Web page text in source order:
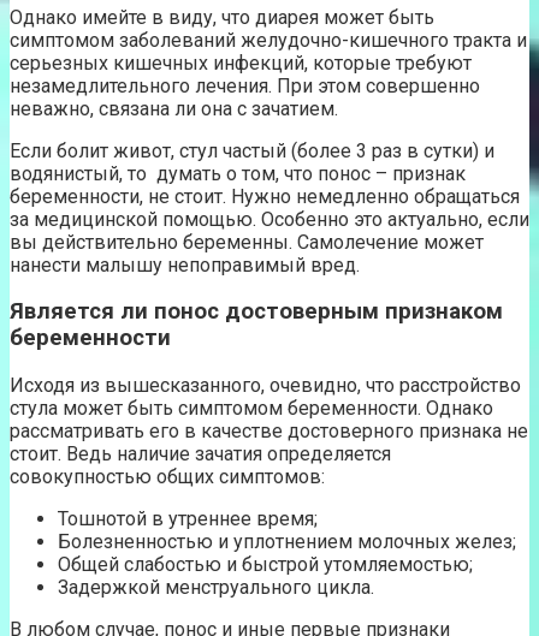
Однако имейте в виду, что диарея может быть
симптомом заболеваний желудочно-кишечного тракта и
серьезных кишечных инфекций, которые требуют
незамедлительного лечения. При этом совершенно
неважно, связана ли она с зачатием.
Если болит живот, стул частый (более 3 раз в сутки) и
водянистый, то думать о том, что понос – признак
беременности, не стоит. Нужно немедленно обращаться
за медицинской помощью. Особенно это актуально, если
вы действительно беременны. Самолечение может
нанести малышу непоправимый вред.
Является ли понос достоверным признаком
беременности
Исходя из вышесказанного, очевидно, что расстройство
стула может быть симптомом беременности. Однако
рассматривать его в качестве достоверного признака не
стоит. Ведь наличие зачатия определяется
совокупностью общих симптомов:
Тошнотой в утреннее время;
Болезненностью и уплотнением молочных желез;
Общей слабостью и быстрой утомляемостью;
Задержкой менструального цикла.
В любом случае, понос и иные первые признаки